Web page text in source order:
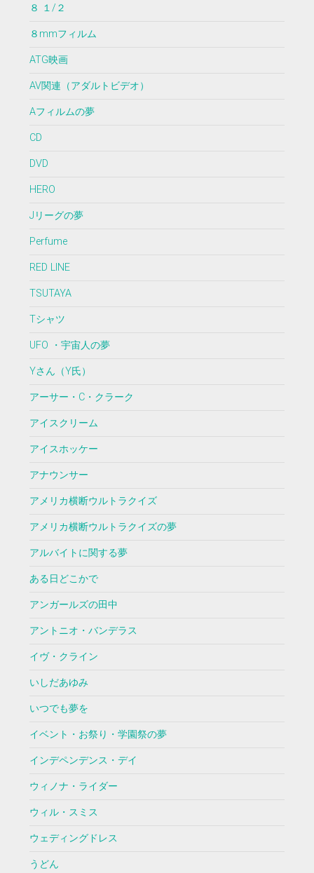
８ １/２
８mmフィルム
ATG映画
AV関連（アダルトビデオ）
Aフィルムの夢
CD
DVD
HERO
Jリーグの夢
Perfume
RED LINE
TSUTAYA
Tシャツ
UFO ・宇宙人の夢
Yさん（Y氏）
アーサー・C・クラーク
アイスクリーム
アイスホッケー
アナウンサー
アメリカ横断ウルトラクイズ
アメリカ横断ウルトラクイズの夢
アルバイトに関する夢
ある日どこかで
アンガールズの田中
アントニオ・バンデラス
イヴ・クライン
いしだあゆみ
いつでも夢を
イベント・お祭り・学園祭の夢
インデペンデンス・デイ
ウィノナ・ライダー
ウィル・スミス
ウェディングドレス
うどん